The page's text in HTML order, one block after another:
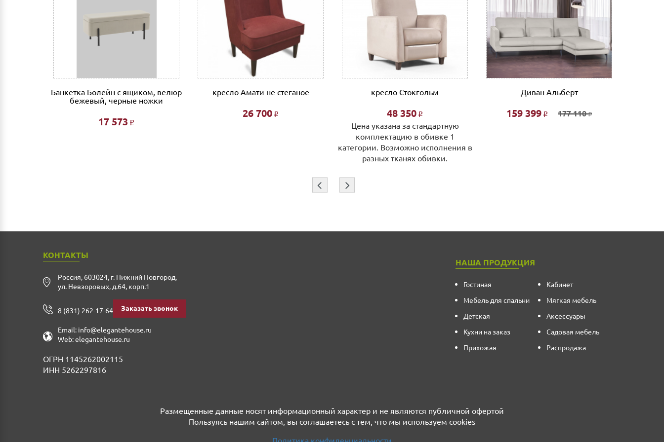
⇦
Банкетка Болейн с ящиком, велюр
бежевый, черные ножки
17 573 Р
кресло Амати не стеганое
26 700 Р
кресло Стокгольм
48 350 Р
Цена указана за стандартную
комплектацию в обивке 1
категории. Возможно исполнения в
разных тканях обивки.
Диван Альберт
159 399 Р 177 110 Р
⇨
КОНТАКТЫ
Россия, 603024, г. Нижний Новгород,
ул. Невзоровых, д.64, корп.1
8 (831) 262-17-64 Заказать звонок
Email: info@elegantehouse.ru
Web:elegantehouse.ru
ОГРН 1145262002115
ИНН 5262297816
НАША ПРОДУКЦИЯ
Гостиная
Мебель для спальни
Детская
Кухни на заказ
Прихожая
Кабинет
Мягкая мебель
Аксессуары
Садовая мебель
Распродажа
Размещенные данные носят информационный характер и не являются публичной офертой
Пользуясь нашим сайтом, вы соглашаетесь с тем, что мы используем cookies